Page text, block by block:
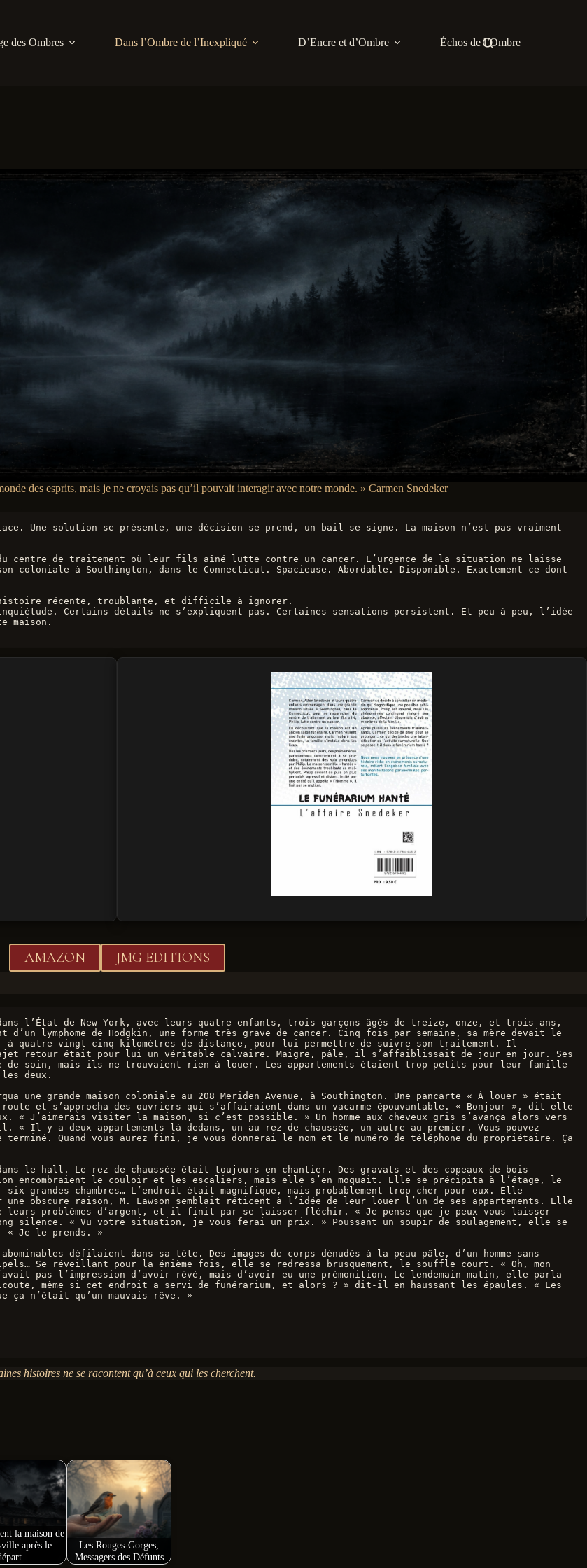
des Ombres Dans l’Ombre de l’Inexpliqué D’Encre et d’Ombre Échos de l’Ombre
des esprits, mais je ne croyais pas qu’il pouvait interagir avec notre monde. » Carmen Snedeker
Une solution se présente, une décision se prend, un bail se signe. La maison n’est pas vraiment
du centre de traitement où leur fils aîné lutte contre un cancer. L’urgence de la situation ne laisse
coloniale à Southington, dans le Connecticut. Spacieuse. Abordable. Disponible. Exactement ce dont
histoire récente, troublante, et difficile à ignorer.
Certains détails ne s’expliquent pas. Certaines sensations persistent. Et peu à peu, l’idée
maison.
AMAZON JMG EDITIONS
l’État de New York, avec leurs quatre enfants, trois garçons âgés de treize, onze, et trois ans,
de Hodgkin, une forme très grave de cancer. Cinq fois par semaine, sa mère devait le
à quatre-vingt-cinq kilomètres de distance, pour lui permettre de suivre son traitement. Il
retour était pour lui un véritable calvaire. Maigre, pâle, il s’affaiblissait de jour en jour. Ses
de soin, mais ils ne trouvaient rien à louer. Les appartements étaient trop petits pour leur famille
deux.
une grande maison coloniale au 208 Meriden Avenue, à Southington. Une pancarte « À louer » était
et s’approcha des ouvriers qui s’affairaient dans un vacarme épouvantable. « Bonjour », dit-elle
J’aimerais visiter la maison, si c’est possible. » Un homme aux cheveux gris s’avança alors vers
Il y a deux appartements là-dedans, un au rez-de-chaussée, un autre au premier. Vous pouvez
Quand vous aurez fini, je vous donnerai le nom et le numéro de téléphone du propriétaire. Ça
le hall. Le rez-de-chaussée était toujours en chantier. Des gravats et des copeaux de bois
encombraient le couloir et les escaliers, mais elle s’en moquait. Elle se précipita à l’étage, le
grandes chambres… L’endroit était magnifique, mais probablement trop cher pour eux. Elle
obscure raison, M. Lawson semblait réticent à l’idée de leur louer l’un de ses appartements. Elle
problèmes d’argent, et il finit par se laisser fléchir. « Je pense que je peux vous laisser
silence. « Vu votre situation, je vous ferai un prix. » Poussant un soupir de soulagement, elle se
« Je le prends. »
défilaient dans sa tête. Des images de corps dénudés à la peau pâle, d’un homme sans
Se réveillant pour la énième fois, elle se redressa brusquement, le souffle court. « Oh, mon
pas l’impression d’avoir rêvé, mais d’avoir eu une prémonition. Le lendemain matin, elle parla
même si cet endroit a servi de funérarium, et alors ? » dit-il en haussant les épaules. « Les
ça n’était qu’un mauvais rêve. »
histoires ne se racontent qu’à ceux qui les cherchent.
la maison de
après le
Les Rouges-Gorges,
Messagers des Défunts